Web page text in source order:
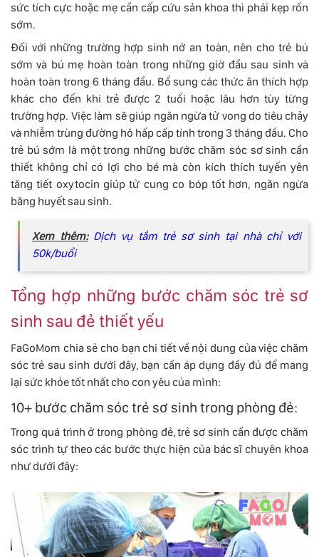
sức tích cực hoặc mẹ cần cấp cứu sản khoa thì phải kẹp rốn
sớm.
Đối với những trường hợp sinh nở an toàn, nên cho trẻ bú
sớm và bú mẹ hoàn toàn trong những giờ đầu sau sinh và
hoàn toàn trong 6 tháng đầu. Bổ sung các thức ăn thích hợp
khác cho đến khi trẻ được 2 tuổi hoặc lâu hơn tùy từng
trường hợp. Việc làm sẽ giúp ngăn ngừa tử vong do tiêu chảy
và nhiễm trùng đường hô hấp cấp tính trong 3 tháng đầu. Cho
trẻ bú sớm là một trong những bước chăm sóc sơ sinh cần
thiết không chỉ có lợi cho bé mà còn kích thích tuyến yên
tăng tiết oxytocin giúp tử cung co bóp tốt hơn, ngăn ngừa
băng huyết sau sinh.
Xem thêm: Dịch vụ tắm trẻ sơ sinh tại nhà chỉ với
50k/buổi
Tổng hợp những bước chăm sóc trẻ sơ
sinh sau đẻ thiết yếu
FaGoMom chia sẻ cho bạn chi tiết về nội dung của việc chăm
sóc trẻ sau sinh dưới đây, bạn cần áp dụng đầy đủ để mang
lại sức khỏe tốt nhất cho con yêu của mình:
10+ bước chăm sóc trẻ sơ sinh trong phòng đẻ:
Trong quá trình ở trong phòng đẻ, trẻ sơ sinh cần được chăm
sóc trình tự theo các bước thực hiện của bác sĩ chuyên khoa
như dưới đây: